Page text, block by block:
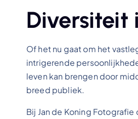
Diversiteit
Of het nu gaat om het
intrigerende
leven kan brengen door
breed publiek.
Bij Jan de Koning